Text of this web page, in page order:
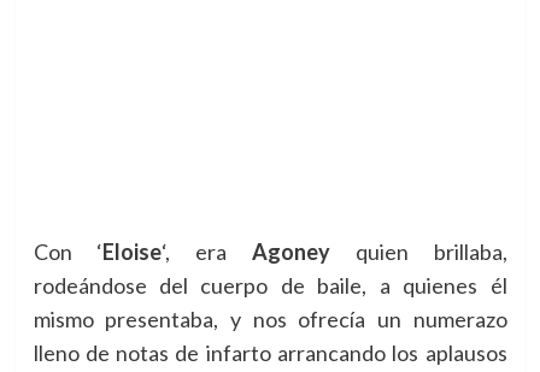
Con ‘Eloise‘, era Agoneyquien brillaba,
rodeándose del cuerpo de baile, a quienes él
mismo presentaba, y nos ofrecía un numerazo
lleno de notas de infarto arrancando los aplausos